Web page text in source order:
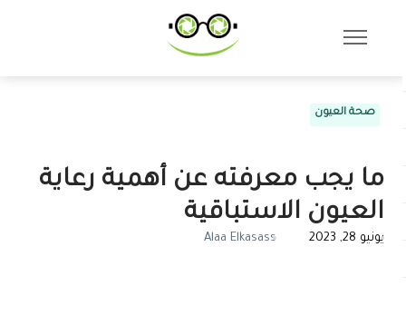
صحة العيون
ما يجب معرفته عن أهمية رعاية
العيون الاستباقية
يونيو 28, 2023 Alaa Elkasass